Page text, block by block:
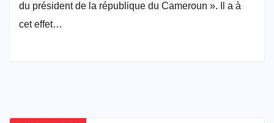
du président de la république du Cameroun ». Il a à
cet effet…